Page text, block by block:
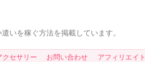
いを稼ぐ方法を掲載しています。
クセサリー お問い合わせ アフィリエイト